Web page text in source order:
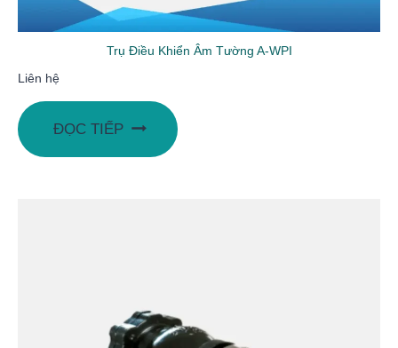
Trụ Điều Khiển Âm Tường A-WPI
Liên hệ
ĐỌC TIẾP